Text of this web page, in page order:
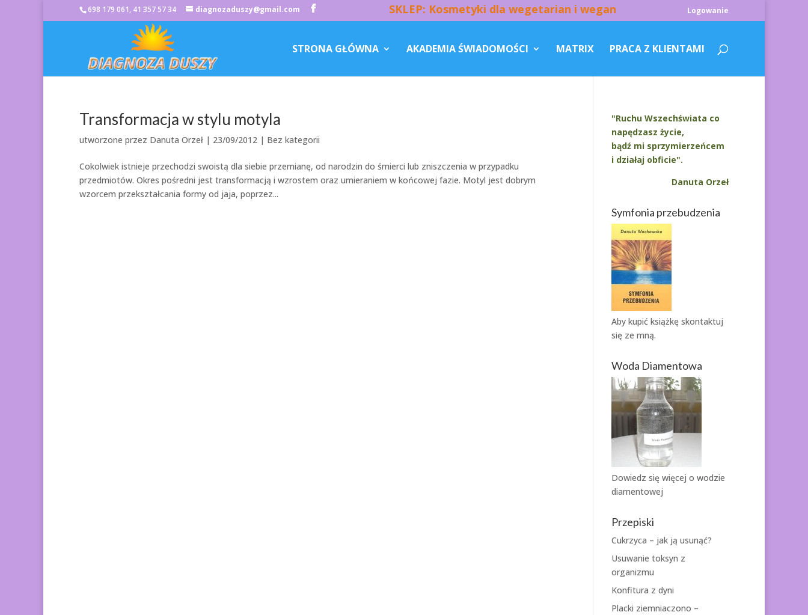
698 179 061, 41 357 57 34 diagnozaduszy@gmail.com SKLEP: Kosmetyki dla wegetarian i wegan Logowanie
STRONA GŁÓWNA AKADEMIA ŚWIADOMOŚCI MATRIX PRACA Z KLIENTAMI
Transformacja w stylu motyla
utworzone przez Danuta Orzeł | 23/09/2012 | Bez kategorii
Cokolwiek istnieje przechodzi swoistą dla siebie przemianę, od narodzin do śmierci lub zniszczenia w przypadku
przedmiotów. Okres pośredni jest transformacją i wzrostem oraz umieraniem w końcowej fazie. Motyl jest dobrym
wzorcem przekształcania formy od jaja, poprzez...
"Ruchu Wszechświata co
napędzasz życie,
bądź mi sprzymierzeńcem
i działaj obficie".
Danuta Orzeł
Symfonia przebudzenia
Aby kupić książkę skontaktuj
się ze mną.
Woda Diamentowa
Dowiedz się więcej o wodzie
diamentowej
Przepiski
Cukrzyca – jak ją usunąć?
Usuwanie toksyn z
organizmu
Konfitura z dyni
Placki ziemniaczono –